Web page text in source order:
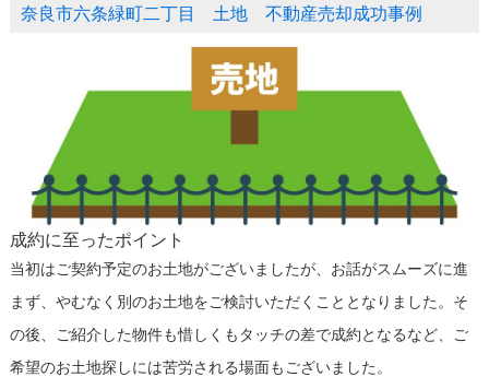
奈良市六条緑町二丁目 土地 不動産売却成功事例
成約に至ったポイント
当初はご契約予定のお土地がございましたが、お話がスムーズに進
まず、やむなく別のお土地をご検討いただくこととなりました。そ
の後、ご紹介した物件も惜しくもタッチの差で成約となるなど、ご
希望のお土地探しには苦労される場面もございました。